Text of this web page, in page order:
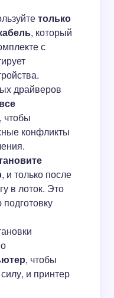
только
, который
с
драйверов
, чтобы
конфликты
, и только после
в лоток. Это
, чтобы
и принтер